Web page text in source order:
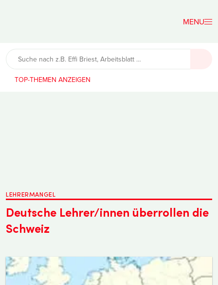
Lehrerfreund
TOP-THEMEN
LEHRERMANGEL
Deutsche Lehrer/innen überrollen die
Schweiz